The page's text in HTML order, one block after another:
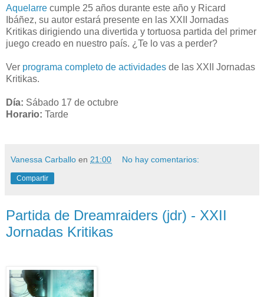
Aquelarre cumple 25 años durante este año y Ricard
Ibáñez, su autor estará presente en las XXII Jornadas
Kritikas dirigiendo una divertida y tortuosa partida del primer
juego creado en nuestro país. ¿Te lo vas a perder?
Ver programa completo de actividades de las XXII Jornadas
Kritikas.
Día: Sábado 17 de octubre
Horario: Tarde
Vanessa Carballo en 21:00 No hay comentarios:
Compartir
Partida de Dreamraiders (jdr) - XXII
Jornadas Kritikas